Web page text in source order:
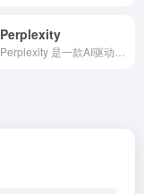
Perplexity